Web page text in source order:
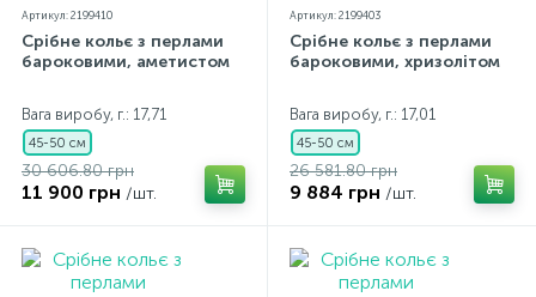
Артикул: 2199410
Срібне кольє з перлами
бароковими, аметистом
Вага виробу, г.: 17,71
45-50 см
30 606.80 грн
11 900 грн /шт.
Артикул: 2199403
Срібне кольє з перлами
бароковими, хризолітом
Вага виробу, г.: 17,01
45-50 см
26 581.80 грн
9 884 грн /шт.